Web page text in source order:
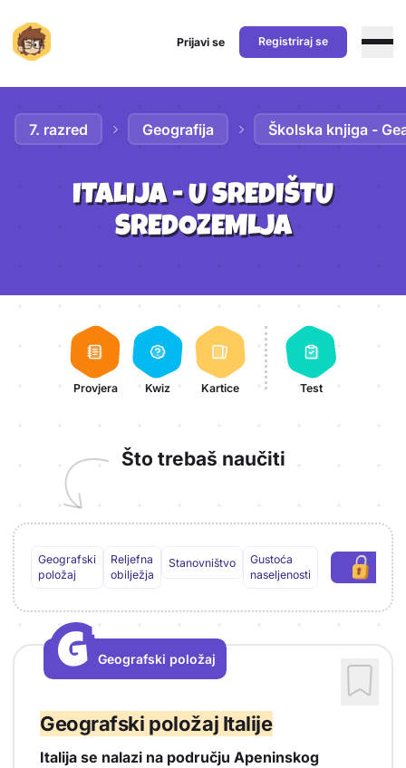
Prijavi se Registriraj se
7. razred Geografija Školska knjiga -
ITALIJA - U SREDIŠTU
SREDOZEMLJA
Aktivnosti lekcije
Provjera Kwiz Kartice Test
Što trebaš naučiti
Geografski
položaj
Reljefna
obilježja
Stanovništvo
Gustoća
naseljenosti
G
G
Geografski položaj
Geografski položaj Italije
Italija se nalazi na području Apeninskog